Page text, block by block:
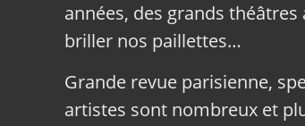
années, des grands
briller nos paillettes…
Grande revue parisienne,
artistes sont nombreux et